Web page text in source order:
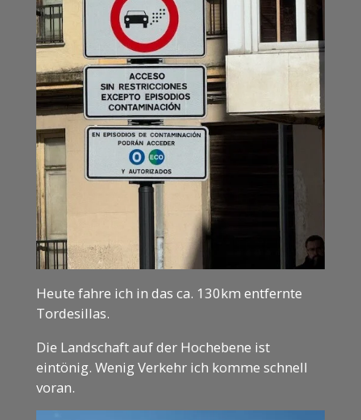
Heute fahre ich in das ca. 130km entfernte
Tordesillas.
Die Landschaft auf der Hochebene ist
eintönig. Wenig Verkehr ich komme schnell
voran.